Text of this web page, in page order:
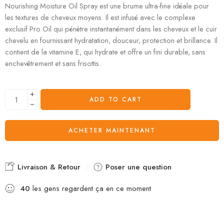
Nourishing Moisture Oil Spray est une brume ultra-fine idéale pour
les textures de cheveux moyens. Il est infusé avec le complexe
exclusif Pro Oil qui pénètre instantanément dans les cheveux et le cuir
chevelu en fournissant hydratation, douceur, protection et brillance. Il
contient de la vitamine E, qui hydrate et offre un fini durable, sans
enchevêtrement et sans frisottis.
ADD TO CART
ACHETER MAINTENANT
Livraison & Retour
Poser une question
40 les gens regardent ça en ce moment